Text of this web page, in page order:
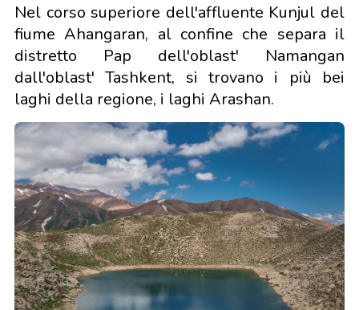
Nel corso superiore dell'affluente Kunjul del
fiume Ahangaran, al confine che separa il
distretto Pap dell'oblast' Namangan
dall'oblast' Tashkent, si trovano i più bei
laghi della regione, i laghi Arashan.